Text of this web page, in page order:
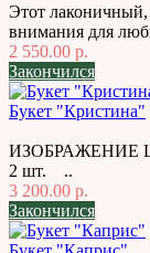
Этот лаконичный,
внимания для
2 550.00 р.
Закончился
Букет "Кристина"
ИЗОБРАЖЕНИЕ
2 шт. ..
3 200.00 р.
Закончился